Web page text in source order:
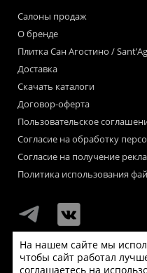
Салоны продаж
О бренде
Плитка Сан Агостино /
Доставка
Скачать каталоги
Договор-оферта
Пользовательское
Согласие на обработку
Согласие на получение
Политика использования
Мы используем файлы
На нашем сайте мы
чтобы сайт работал
соглашаетесь на